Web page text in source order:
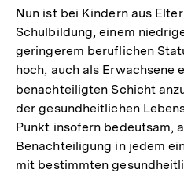
Nun ist bei Kindern aus
Schulbildung, einem
geringerem beruflichen
hoch, auch als Erwachsene
benachteiligten Schicht
der gesundheitlichen
Punkt insofern bedeutsam,
Benachteiligung in jedem
mit bestimmten